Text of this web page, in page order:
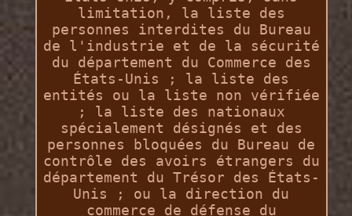
limitation, la liste des
personnes interdites du Bureau
de l'industrie et de la sécurité
du département du Commerce des
États-Unis ; la liste des
entités ou la liste non vérifiée
; la liste des nationaux
spécialement désignés et des
personnes bloquées du Bureau de
contrôle des avoirs étrangers du
département du Trésor des États-
Unis ; ou la direction du
commerce de défense du